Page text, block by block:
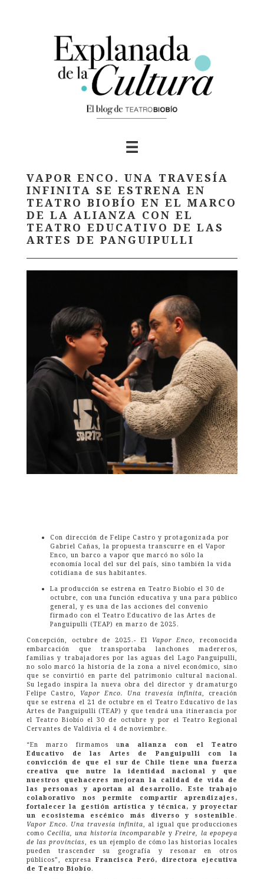
VAPOR ENCO. UNA TRAVESÍA
INFINITA SE ESTRENA EN
TEATRO BIOBÍO EN EL MARCO
DE LA ALIANZA CON EL
TEATRO EDUCATIVO DE LAS
ARTES DE PANGUIPULLI
Con dirección de Felipe Castro y protagonizada por
Gabriel Cañas, la propuesta transcurre en el Vapor
Enco, un barco a vapor que marcó no sólo la
economía local del sur del país, sino también la vida
cotidiana de sus habitantes.
La producción se estrena en Teatro Biobío el 30 de
octubre, con una función educativa y una para público
general, y es una de las acciones del convenio
firmado con el Teatro Educativo de las Artes de
Panguipulli (TEAP) en marzo de 2025.
Concepción, octubre de 2025.- El
Vapor Enco , reconocida
embarcación que transportaba lanchones madereros,
familias y trabajadores por las aguas del Lago Panguipulli,
no solo marcó la historia de la zona a nivel económico, sino
que se convirtió en parte del patrimonio cultural nacional.
Su legado inspira la nueva obra del director y dramaturgo
Felipe Castro, Vapor Enco. Una travesía infinita , creación
que se estrena el 21 de octubre en el Teatro Educativo de las
Artes de Panguipulli (TEAP) y que tendrá una itinerancia por
el Teatro Biobío el 30 de octubre y por el Teatro Regional
Cervantes de Valdivia el 4 de noviembre.
“En marzo firmamos una alianza con el Teatro
Educativo de las Artes de Panguipulli con la
convicción de que el sur de Chile tiene una fuerza
creativa que nutre la identidad nacional y que
nuestros quehaceres mejoran la calidad de vida de
las personas y aportan al desarrollo. Este trabajo
colaborativo nos permite compartir aprendizajes,
fortalecer la gestión artística y técnica, y proyectar
un ecosistema escénico más diverso y sostenible .
Vapor Enco. Una travesía infinita , al igual que producciones
como Cecilia, una historia incomparable y Freire, la epopeya
de las provincias , es un ejemplo de cómo las historias locales
pueden trascender su geografía y resonar en otros
públicos”, expresa Francisca Peró, directora ejecutiva
de Teatro Biobío.